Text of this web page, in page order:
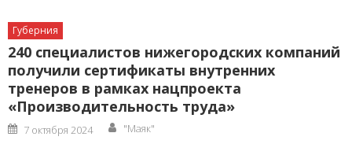
Губерния
240 специалистов нижегородских компаний
получили сертификаты внутренних
тренеров в рамках нацпроекта
«Производительность труда»
Posted
on
7 октября 2024 Author
"Маяк"